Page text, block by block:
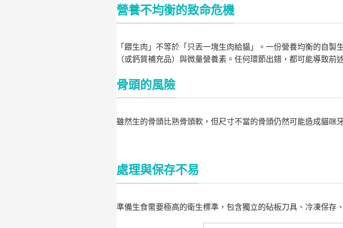
營養不均衡的致命危機
「餵生肉」不等於「只丟一塊生肉給貓」。一份營養均衡的自
（或鈣質補充品）與微量營養素。任何環節出錯，都可能導致前
骨頭的風險
雖然生的骨頭比熟骨頭軟，但尺寸不當的骨頭仍然可能造成貓咪
處理與保存不易
準備生食需要極高的衛生標準，包含獨立的砧板刀具、冷凍保存